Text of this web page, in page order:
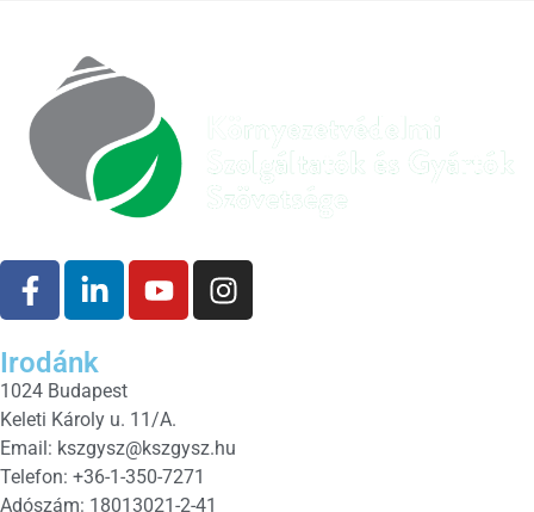
Irodánk
1024 Budapest
Keleti Károly u. 11/A.
Email: kszgysz@kszgysz.hu
Telefon: +36-1-350-7271
Adószám: 18013021-2-41